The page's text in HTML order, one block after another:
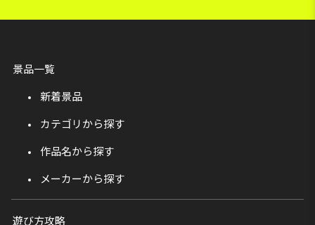
景品一覧
新着景品
カテゴリから探す
作品名から探す
メーカーから探す
遊び方攻略